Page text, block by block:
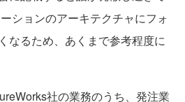
ションのアーキテクチャにフォ
なるため、あくまで参考程度に
社の業務のうち、発注業